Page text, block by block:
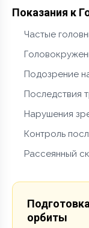
Показания к
Частые
Подозрение
Последствия
Нарушения
Контроль
Рассеянный
орбиты